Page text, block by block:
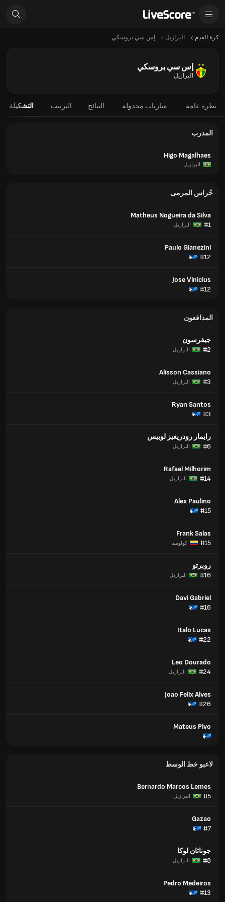
كرة القدم البرازيل إس سي بروسكي
إس سي بروسكي
البرازيل
نظرة عامة مباريات مجدولة النتائج الترتيب التشكيلة
المدرب
Higo Magalhaes
البرازيل
حُراس المرمى
Matheus Nogueira da Silva
#1
البرازيل
Paulo Gianezini
#12
Jose Vinicius
#12
المدافعون
جيفرسون
#2
البرازيل
Alisson Cassiano
#3
البرازيل
Ryan Santos
#3
رايمار رودريغيز لوبيس
#6
البرازيل
Rafael Milhorim
#14
البرازيل
Alex Paulino
#15
Frank Salas
#15
كولومبيا
روبرتو
#16
البرازيل
Davi Gabriel
#16
Italo Lucas
#22
Leo Dourado
#24
البرازيل
Joao Felix Alves
#26
Mateus Pivo
لاعبو خط الوسط
Bernardo Marcos Lemes
#5
البرازيل
Gazao
#7
جوناثان لوكا
#8
البرازيل
Pedro Medeiros
#13